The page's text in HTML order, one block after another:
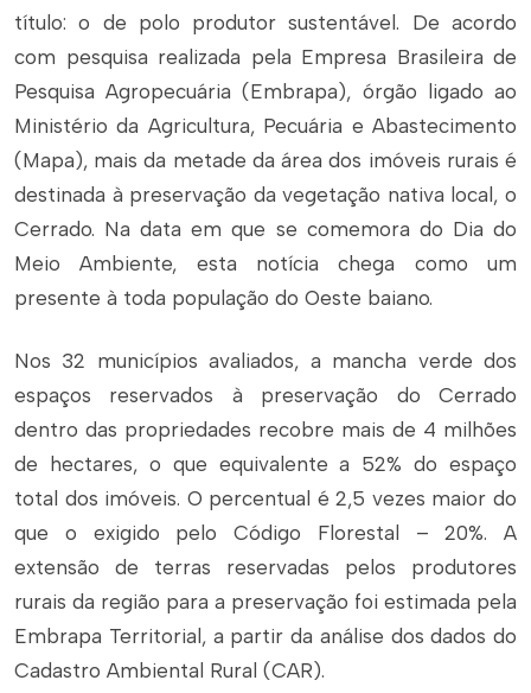
título: o de polo produtor sustentável. De acordo
com pesquisa realizada pela Empresa Brasileira de
Pesquisa Agropecuária (Embrapa), órgão ligado ao
Ministério da Agricultura, Pecuária e Abastecimento
(Mapa), mais da metade da área dos imóveis rurais é
destinada à preservação da vegetação nativa local, o
Cerrado. Na data em que se comemora do Dia do
Meio Ambiente, esta notícia chega como um
presente à toda população do Oeste baiano.
Nos 32 municípios avaliados, a mancha verde dos
espaços reservados à preservação do Cerrado
dentro das propriedades recobre mais de 4 milhões
de hectares, o que equivalente a 52% do espaço
total dos imóveis. O percentual é 2,5 vezes maior do
que o exigido pelo Código Florestal – 20%. A
extensão de terras reservadas pelos produtores
rurais da região para a preservação foi estimada pela
Embrapa Territorial, a partir da análise dos dados do
Cadastro Ambiental Rural (CAR).